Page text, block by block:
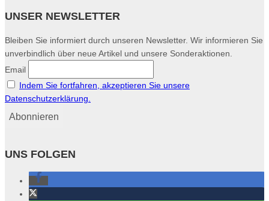
UNSER NEWSLETTER
Bleiben Sie informiert durch unseren Newsletter. Wir informieren Sie
unverbindlich über neue Artikel und unsere Sonderaktionen.
Email
Indem Sie fortfahren, akzeptieren Sie unsere
Datenschutzerklärung.
UNS FOLGEN